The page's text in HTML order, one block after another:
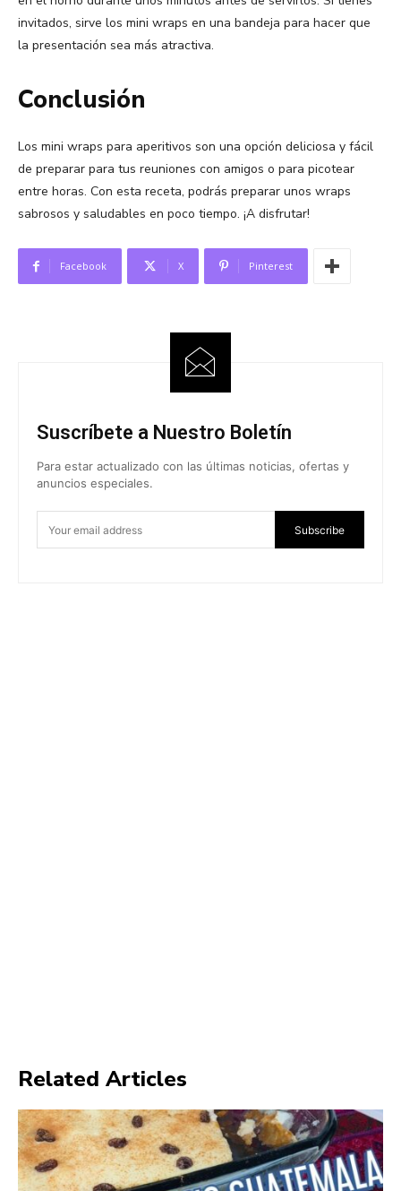
invitados, sirve los mini wraps en una bandeja para hacer que
la presentación sea más atractiva.
Conclusión
Los mini wraps para aperitivos son una opción deliciosa y fácil
de preparar para tus reuniones con amigos o para picotear
entre horas. Con esta receta, podrás preparar unos wraps
sabrosos y saludables en poco tiempo. ¡A disfrutar!
Facebook X Pinterest
Suscríbete a Nuestro Boletín
Para estar actualizado con las últimas noticias, ofertas y
anuncios especiales.
Subscribe
Related Articles